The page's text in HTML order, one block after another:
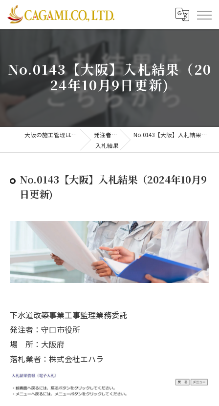
No.0143【大阪】入札結果（20
24年10月9日更新)
大阪の施工管理は株式会社CAGAMI
発注者支援業務
入札結果
No.0143【大阪】入札結果（2024年10月9日更新)
No.0143【大阪】入札結果（2024年10月9
日更新)
下水道改築事業工事監理業務委託
発注者：守口市役所
場 所：大阪府
落札業者：株式会社エハラ